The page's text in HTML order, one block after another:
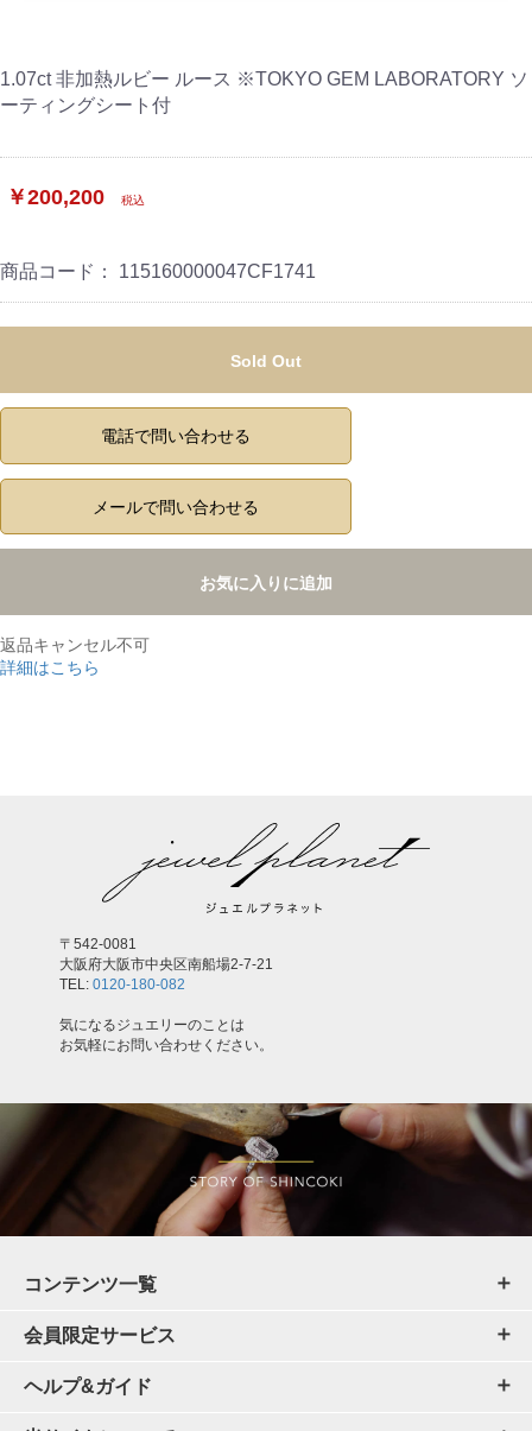
1.07ct 非加熱ルビー ルース ※TOKYO GEM LABORATORY ソ
ーティングシート付
￥200,200 税込
商品コード： 115160000047CF1741
Sold Out
電話で問い合わせる
メールで問い合わせる
お気に入りに追加
返品キャンセル不可
詳細はこちら
〒542-0081
大阪府大阪市中央区南船場2-7-21
TEL: 0120-180-082
気になるジュエリーのことは
お気軽にお問い合わせください。
コンテンツ一覧
会員限定サービス
ヘルプ&ガイド